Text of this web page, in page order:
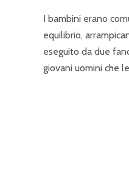
I bambini erano
equilibrio,
eseguito da due
giovani uomini che